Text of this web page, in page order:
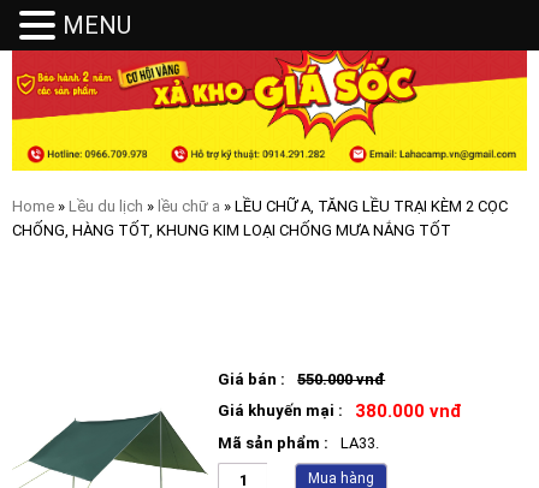
Home » Lều du lịch » lều chữ a » LỀU CHỮ A, TĂNG LỀU TRẠI KÈM 2 CỌC
CHỐNG, HÀNG TỐT, KHUNG KIM LOẠI CHỐNG MƯA NẮNG TỐT
Giá bán :
550.000 vnđ
Giá khuyến mại :
380.000 vnđ
Mã sản phẩm : LA33.
Mua hàng
MENU
MENU